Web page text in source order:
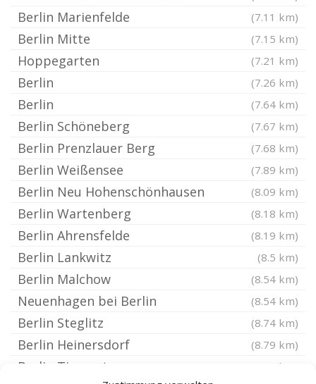
Berlin Marienfelde (7.11 km)
Berlin Mitte (7.15 km)
Hoppegarten (7.21 km)
Berlin (7.26 km)
Berlin (7.64 km)
Berlin Schöneberg (7.67 km)
Berlin Prenzlauer Berg (7.68 km)
Berlin Weißensee (7.89 km)
Berlin Neu Hohenschönhausen (8.09 km)
Berlin Wartenberg (8.18 km)
Berlin Ahrensfelde (8.19 km)
Berlin Lankwitz (8.5 km)
Berlin Malchow (8.54 km)
Neuenhagen bei Berlin (8.54 km)
Berlin Steglitz (8.74 km)
Berlin Heinersdorf (8.79 km)
Berlin Tiergarten (8.9 km)